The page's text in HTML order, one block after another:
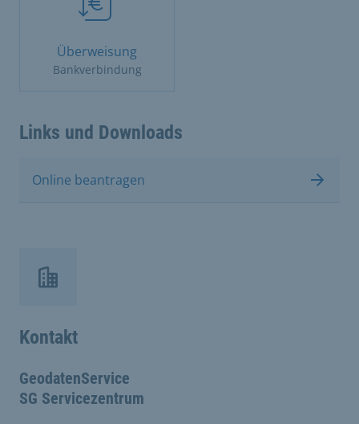
Überweisung
Bankverbindung
Links und Downloads
Online beantragen
Kontakt
GeodatenService
SG Servicezentrum